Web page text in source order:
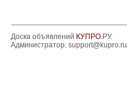
Доска объявлений КУПРО.РУ.
Администратор: support@kupro.ru